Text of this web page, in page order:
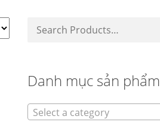
Danh mục sản phẩm
Select a category